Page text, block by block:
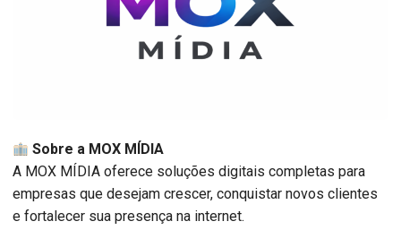
Sobre a MOX MÍDIA
A MOX MÍDIA oferece soluções digitais completas para
empresas que desejam crescer, conquistar novos clientes
e fortalecer sua presença na internet.